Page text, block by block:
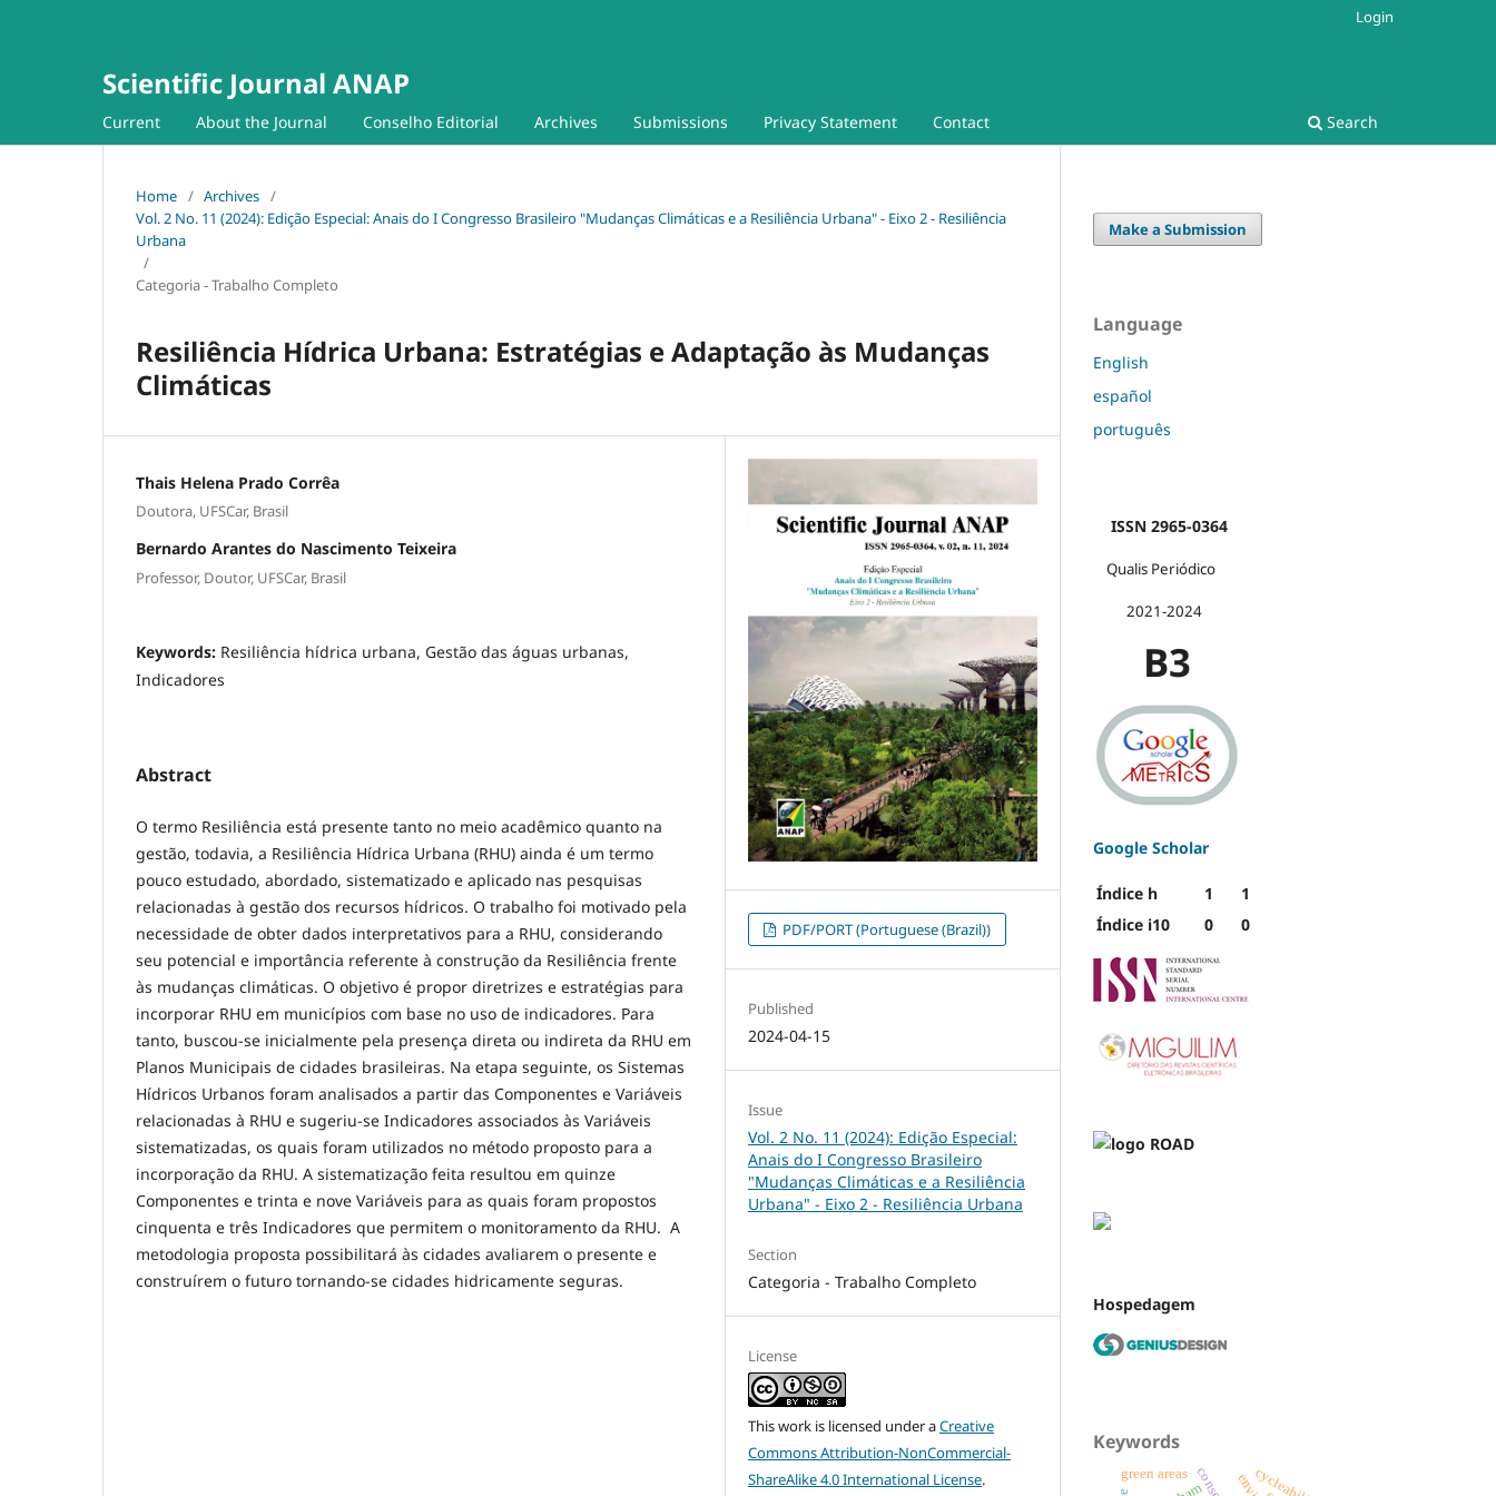
Scientific Journal ANAP
Current About the Journal Conselho Editorial Archives Submissions Privacy Statement Contact Search
Login
Home / Archives /
Vol. 2 No. 11 (2024): Edição Especial: Anais do I Congresso Brasileiro "Mudanças Climáticas e a Resiliência Urbana" - Eixo 2 - Resiliência
Urbana
/
Categoria - Trabalho Completo
Resiliência Hídrica Urbana: Estratégias e Adaptação às Mudanças
Climáticas
Thais Helena Prado Corrêa
Doutora, UFSCar, Brasil
Bernardo Arantes do Nascimento Teixeira
Professor, Doutor, UFSCar, Brasil
Keywords: Resiliência hídrica urbana, Gestão das águas urbanas,
Indicadores
Abstract
O termo Resiliência está presente tanto no meio acadêmico quanto na
gestão, todavia, a Resiliência Hídrica Urbana (RHU) ainda é um termo
pouco estudado, abordado, sistematizado e aplicado nas pesquisas
relacionadas à gestão dos recursos hídricos. O trabalho foi motivado pela
necessidade de obter dados interpretativos para a RHU, considerando
seu potencial e importância referente à construção da Resiliência frente
às mudanças climáticas. O objetivo é propor diretrizes e estratégias para
incorporar RHU em municípios com base no uso de indicadores. Para
tanto, buscou-se inicialmente pela presença direta ou indireta da RHU em
Planos Municipais de cidades brasileiras. Na etapa seguinte, os Sistemas
Hídricos Urbanos foram analisados a partir das Componentes e Variáveis
relacionadas à RHU e sugeriu-se Indicadores associados às Variáveis
sistematizadas, os quais foram utilizados no método proposto para a
incorporação da RHU. A sistematização feita resultou em quinze
Componentes e trinta e nove Variáveis para as quais foram propostos
cinquenta e três Indicadores que permitem o monitoramento da RHU. A
metodologia proposta possibilitará às cidades avaliarem o presente e
construírem o futuro tornando-se cidades hidricamente seguras.
PDF/PORT (Portuguese (Brazil))
Published
2024-04-15
Issue
Vol. 2 No. 11 (2024): Edição Especial:
Anais do I Congresso Brasileiro
"Mudanças Climáticas e a Resiliência
Urbana" - Eixo 2 - Resiliência Urbana
Section
Categoria - Trabalho Completo
License
This work is licensed under aCreative
Commons Attribution-NonCommercial-
ShareAlike 4.0 International License.
Make a Submission
Language
English
español
português
ISSN 2965-0364
Qualis Periódico
2021-2024
B3
Google Scholar
Índice h 1
1
Índice i10
0 0
Hospedagem
Keywords
green areas